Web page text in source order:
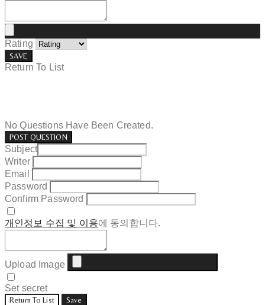
Rating
SAVE
Return To List
No Questions Have Been Created.
POST QUESTION
Subject
Writer
Email
Password
Confirm Password
개인정보 수집 및 이용에 동의합니다.
Upload Image
Set secret
Return To List Save